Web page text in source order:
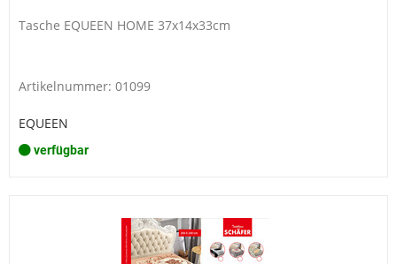
Tasche EQUEEN HOME 37x14x33cm
Artikelnummer: 01099
EQUEEN
verfügbar